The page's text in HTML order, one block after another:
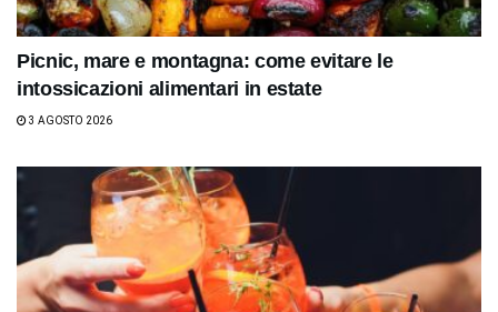
Picnic, mare e montagna: come evitare le
intossicazioni alimentari in estate
3 AGOSTO 2026